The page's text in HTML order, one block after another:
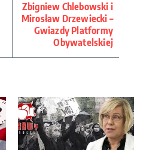
Zbigniew Chlebowski i
Mirosław Drzewiecki –
Gwiazdy Platformy
Obywatelskiej